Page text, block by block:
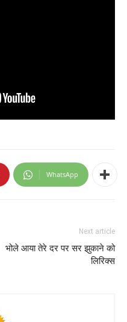
WhatsApp
Next article
भोले आया तेरे दर पर सर झुकाने को
लिरिक्स